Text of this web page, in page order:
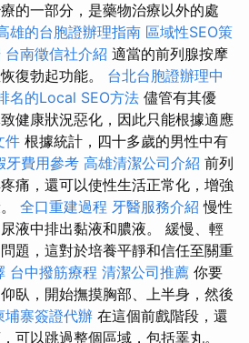
的一部分，是藥物治療以外的處
雄的台胞證辦理指南 區域性SEO策
台南徵信社介紹 適當的前列腺按摩
復勃起功能。 台北台胞證辦理中
名的Local SEO方法 儘管有其優
健康狀況惡化，因此只能根據適應
件 根據統計，四十多歲的男性中有
牙費用參考 高雄清潔公司介紹 前列
痛，還可以使性生活正常化，增強
全口重建過程 牙醫服務介紹 慢性
液中排出黏液和膿液。 緩慢、輕
題，這對於培養平靜和信任至關重
台中撥筋療程 清潔公司推薦 你要
臥，開始撫摸胸部、上半身，然後
埔寨簽證代辦 在這個前戲階段，還
可以跳過整個區域，包括睪丸。